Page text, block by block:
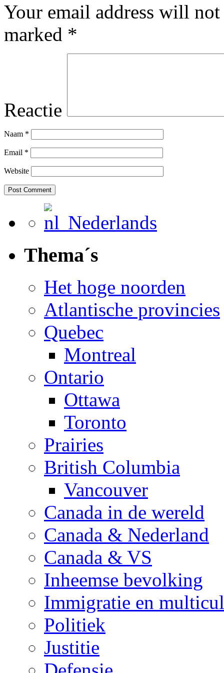
Your email address will
marked *
Reactie
Naam *
Email *
Website
Nederlands
Thema´s
Het hoge noorden
Atlantische provincies
Quebec
Montreal
Ontario
Ottawa
Toronto
Prairies
British Columbia
Vancouver
Canada in de wereld
Canada & Nederland
Canada & VS
Inheemse bevolking
Immigratie en
Politiek
Justitie